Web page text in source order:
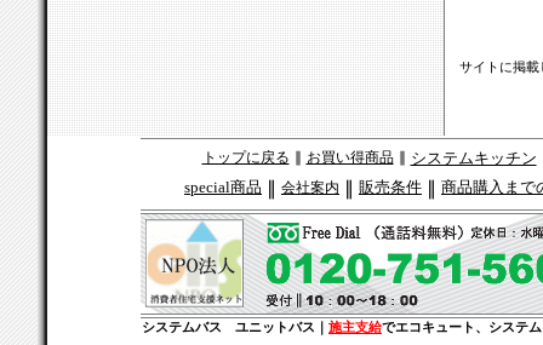
サイトに掲載
トップに戻る お買い得商品 システムキッチン
special商品 会社案内 販売条件 商品購入まで
システムバス ユニットバス｜ 施主支給でエコキュート、システ